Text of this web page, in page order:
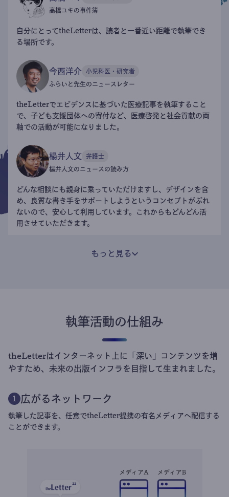
高橋ユキの事件簿
自分にとってtheLetterは、読者と一番近い距離で執筆でき
る場所です。
今西洋介 小児科医・研究者
ふらいと先生のニュースレター
theLetterでエビデンスに基づいた医療記事を執筆すること
で、子ども支援団体への寄付など、医療啓発と社会貢献の両
軸での活動が可能になりました。
楊井人文 弁護士
楊井人文のニュースの読み方
どんな相談にも親身に乗っていただけますし、デザインを含
め、良質な書き手をサポートしようというコンセプトがぶれ
ないので、安心して利用しています。これからもどんどん活
用させていただきます。
もっと見る
執筆活動の仕組み
theLetterはインターネット上に「深い」コンテンツを増
やすため、未来の出版インフラを目指して生まれました。
1 広がるネットワーク
執筆した記事を、任意でtheLetter提携の有名メディアへ配信する
ことができます。